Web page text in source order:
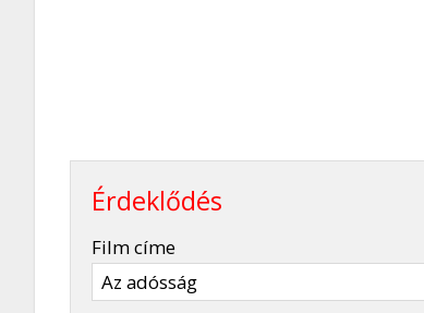
Érdeklődés
Film címe